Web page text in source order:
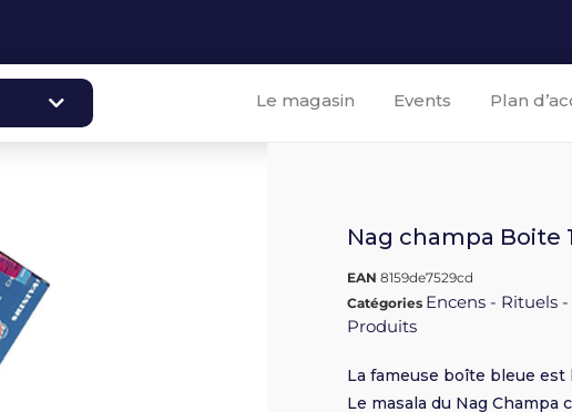
Le magasin Events Plan
Nag champa Boite
EAN8159de7529cd
Catégories Encens - Rituels
Produits
La fameuse boîte bleue
Le masala du Nag